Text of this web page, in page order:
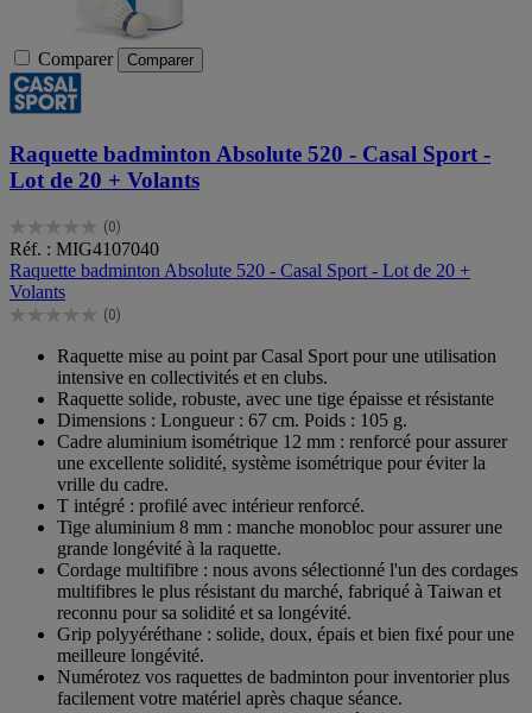
Comparer Comparer
Raquette badminton Absolute 520 - Casal Sport -
Lot de 20 + Volants
(0)
0.0
sur
5
étoiles.
Réf. : MIG4107040
Raquette badminton Absolute 520 - Casal Sport - Lot de 20 +
Volants
(0)
0.0
étoiles.
Raquette mise au point par Casal Sport pour une utilisation
intensive en collectivités et en clubs.
Raquette solide, robuste, avec une tige épaisse et résistante
Dimensions : Longueur : 67 cm. Poids : 105 g.
Cadre aluminium isométrique 12 mm : renforcé pour assurer
une excellente solidité, système isométrique pour éviter la
vrille du cadre.
T intégré : profilé avec intérieur renforcé.
Tige aluminium 8 mm : manche monobloc pour assurer une
grande longévité à la raquette.
Cordage multifibre : nous avons sélectionné l'un des cordages
multifibres le plus résistant du marché, fabriqué à Taiwan et
reconnu pour sa solidité et sa longévité.
Grip polyyéréthane : solide, doux, épais et bien fixé pour une
meilleure longévité.
Numérotez vos raquettes de badminton pour inventorier plus
facilement votre matériel après chaque séance.